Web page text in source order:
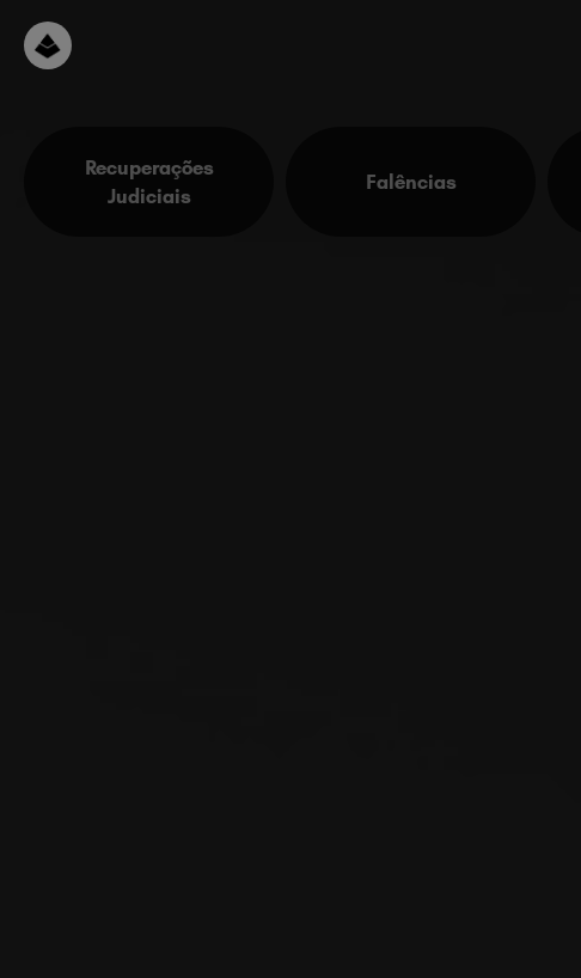
Recuperações
Judiciais
Falências